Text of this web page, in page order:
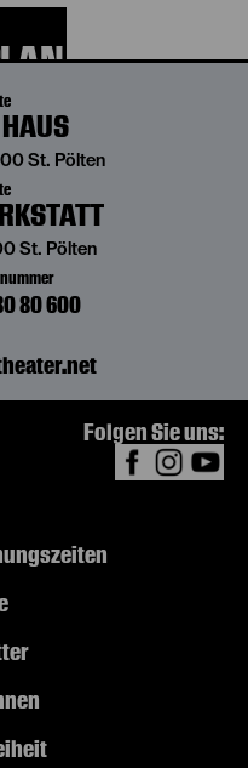
St. Pölten
St. Pölten
80 600
Folgen Sie uns: